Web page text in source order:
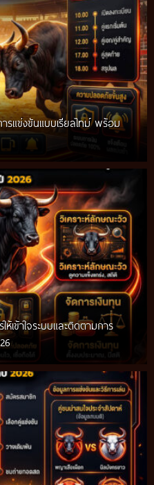
รแข่งขันแบบเรียลไทม์ พร้อม
เข้าใจระบบและติดตามการ